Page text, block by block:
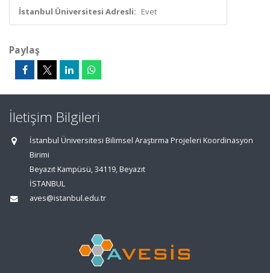
İstanbul Üniversitesi Adresli: Evet
Paylaş
İletişim Bilgileri
İstanbul Üniversitesi Bilimsel Araştırma Projeleri Koordinasyon
Birimi
Beyazıt Kampüsü, 34119, Beyazıt
İSTANBUL
aves@istanbul.edu.tr